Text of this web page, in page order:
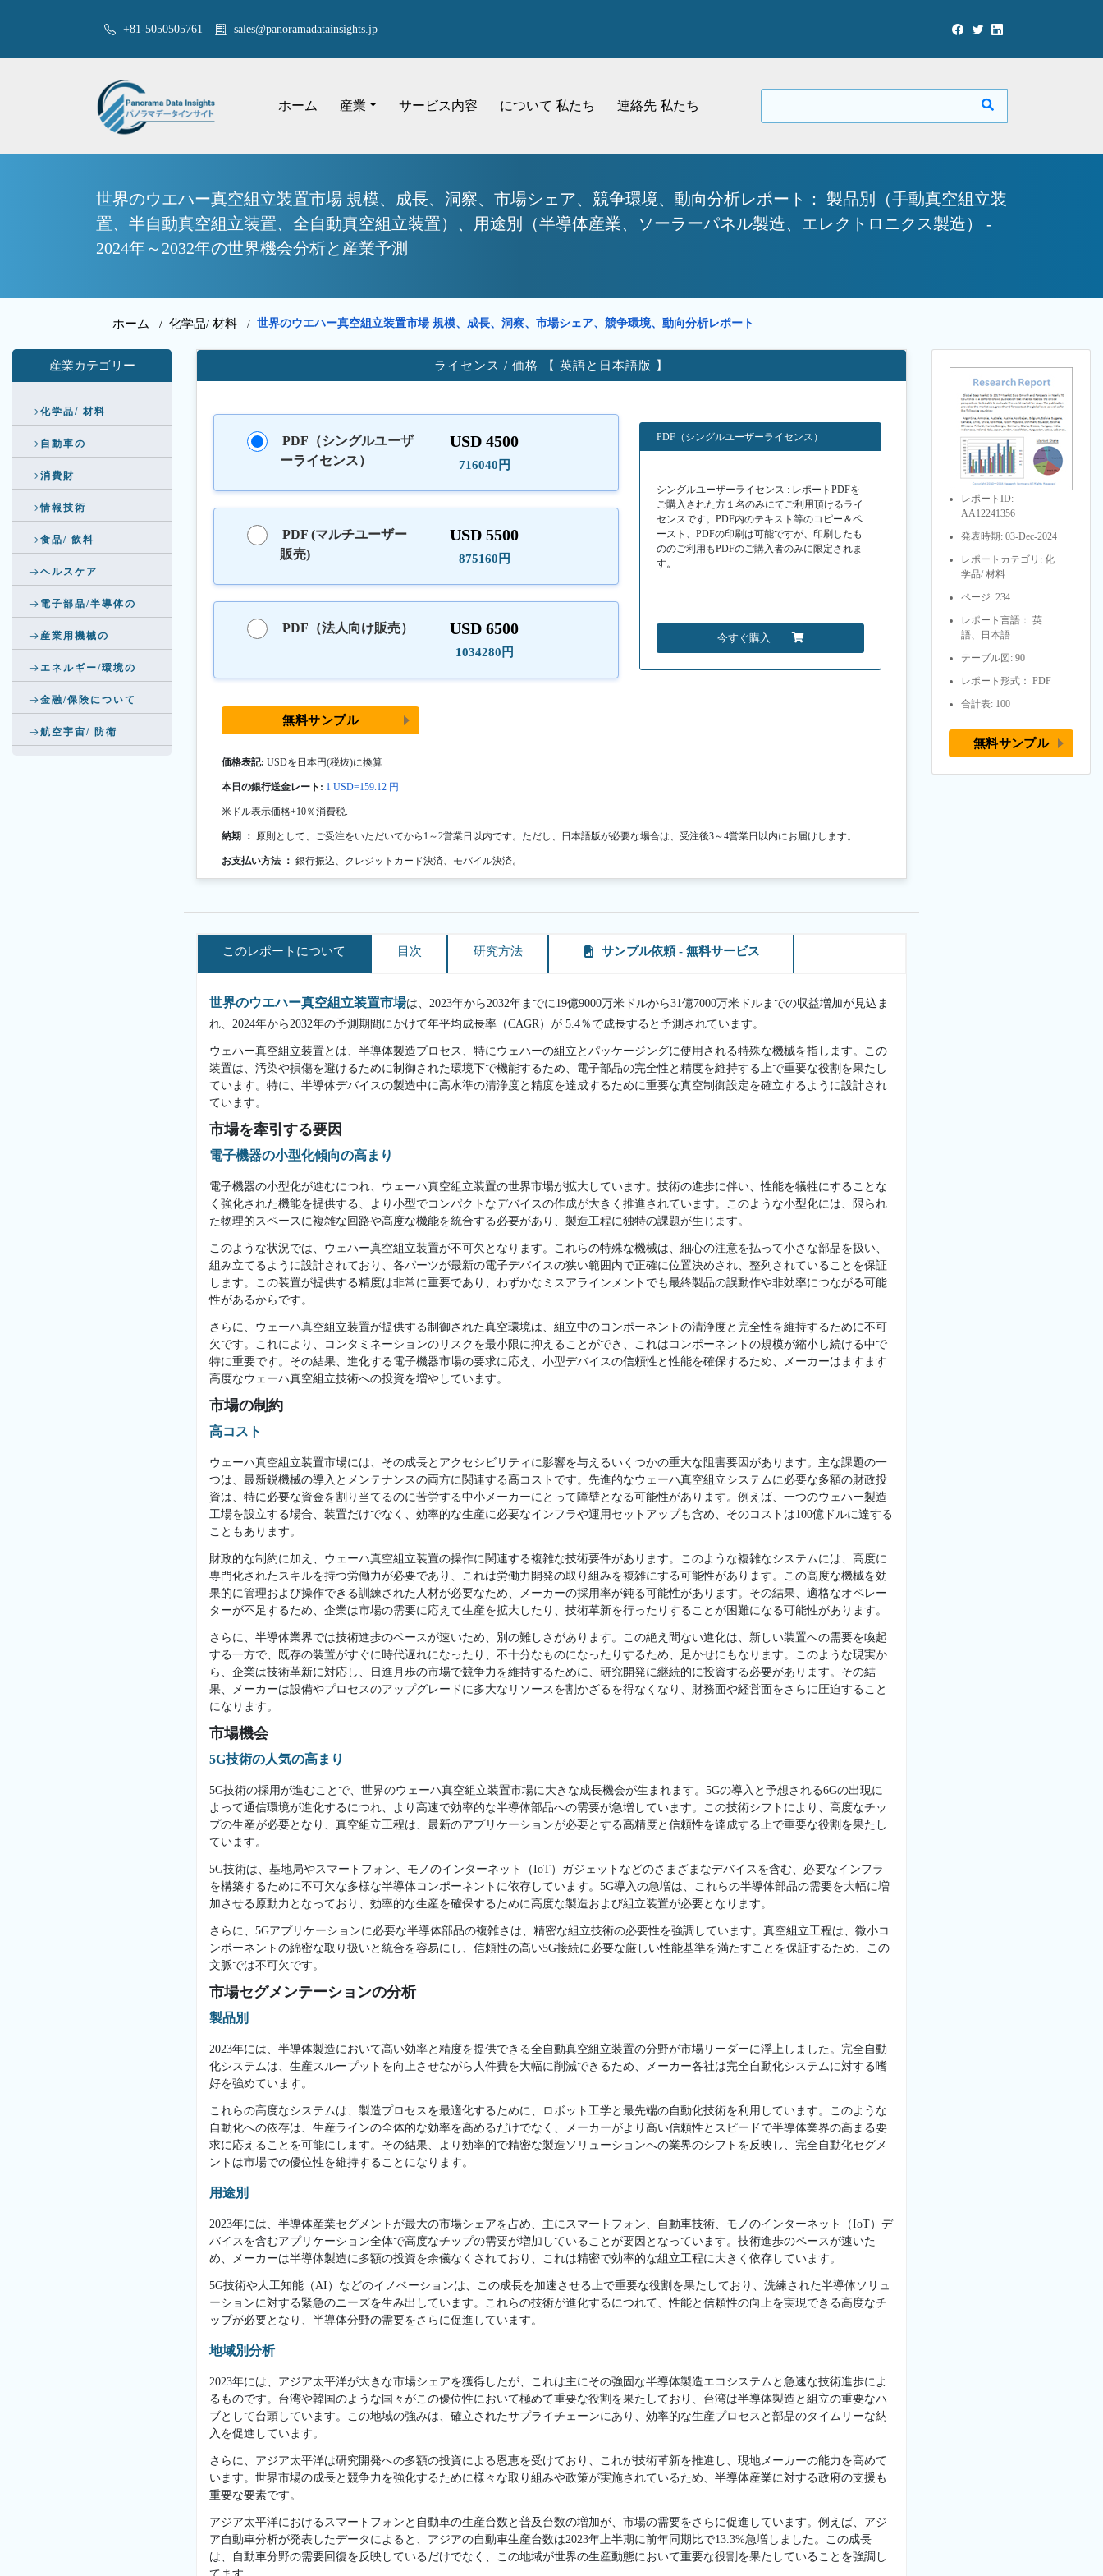
+81-5050505761 sales@panoramadatainsights.jp
ホーム 産業 サービス内容 について 私たち 連絡先 私たち
世界のウエハー真空組立装置市場 規模、成長、洞察、市場シェア、競争環境、動向分析レポート： 製品別（手動真空組立装
置、半自動真空組立装置、全自動真空組立装置）、用途別（半導体産業、ソーラーパネル製造、エレクトロニクス製造） -
2024年～2032年の世界機会分析と産業予測
ホーム / 化学品/ 材料 / 世界のウエハー真空組立装置市場 規模、成長、洞察、市場シェア、競争環境、動向分析レポート
産業カテゴリー
化学品/ 材料
自動車の
消費財
情報技術
食品/ 飲料
ヘルスケア
電子部品/半導体の
産業用機械の
エネルギー/環境の
金融/保険について
航空宇宙/ 防衛
ライセンス / 価格 【 英語と日本語版 】
PDF（シングルユーザ
ーライセンス）
USD 4500
716040円
PDF (マルチユーザー
販売)
USD 5500
875160円
PDF（法人向け販売） USD 6500
1034280円
PDF（シングルユーザーライセンス）
シングルユーザーライセンス : レポートPDFを
ご購入された方１名のみにてご利用頂けるライ
センスです。PDF内のテキスト等のコピー＆ペ
ースト、PDFの印刷は可能ですが、印刷したも
ののご利用もPDFのご購入者のみに限定されま
す。
今すぐ購入
無料サンプル
価格表記: USDを日本円(税抜)に換算
本日の銀行送金レート: 1 USD=159.12 円
米ドル表示価格+10％消費税.
納期 ： 原則として、ご受注をいただいてから1～2営業日以内です。ただし、日本語版が必要な場合は、受注後3～4営業日以内にお届けします。
お支払い方法 ： 銀行振込、クレジットカード決済、モバイル決済。
このレポートについて 目次 研究方法 サンプル依頼 - 無料サービス
世界のウエハー真空組立装置市場は、2023年から2032年までに19億9000万米ドルから31億7000万米ドルまでの収益増加が見込ま
れ、2024年から2032年の予測期間にかけて年平均成長率（CAGR）が 5.4％で成長すると予測されています。
ウェハー真空組立装置とは、半導体製造プロセス、特にウェハーの組立とパッケージングに使用される特殊な機械を指します。この
装置は、汚染や損傷を避けるために制御された環境下で機能するため、電子部品の完全性と精度を維持する上で重要な役割を果たし
ています。特に、半導体デバイスの製造中に高水準の清浄度と精度を達成するために重要な真空制御設定を確立するように設計され
ています。
市場を牽引する要因
電子機器の小型化傾向の高まり
電子機器の小型化が進むにつれ、ウェーハ真空組立装置の世界市場が拡大しています。技術の進歩に伴い、性能を犠牲にすることな
く強化された機能を提供する、より小型でコンパクトなデバイスの作成が大きく推進されています。このような小型化には、限られ
た物理的スペースに複雑な回路や高度な機能を統合する必要があり、製造工程に独特の課題が生じます。
このような状況では、ウェハー真空組立装置が不可欠となります。これらの特殊な機械は、細心の注意を払って小さな部品を扱い、
組み立てるように設計されており、各パーツが最新の電子デバイスの狭い範囲内で正確に位置決めされ、整列されていることを保証
します。この装置が提供する精度は非常に重要であり、わずかなミスアラインメントでも最終製品の誤動作や非効率につながる可能
性があるからです。
さらに、ウェーハ真空組立装置が提供する制御された真空環境は、組立中のコンポーネントの清浄度と完全性を維持するために不可
欠です。これにより、コンタミネーションのリスクを最小限に抑えることができ、これはコンポーネントの規模が縮小し続ける中で
特に重要です。その結果、進化する電子機器市場の要求に応え、小型デバイスの信頼性と性能を確保するため、メーカーはますます
高度なウェーハ真空組立技術への投資を増やしています。
市場の制約
高コスト
ウェーハ真空組立装置市場には、その成長とアクセシビリティに影響を与えるいくつかの重大な阻害要因があります。主な課題の一
つは、最新鋭機械の導入とメンテナンスの両方に関連する高コストです。先進的なウェーハ真空組立システムに必要な多額の財政投
資は、特に必要な資金を割り当てるのに苦労する中小メーカーにとって障壁となる可能性があります。例えば、一つのウェハー製造
工場を設立する場合、装置だけでなく、効率的な生産に必要なインフラや運用セットアップも含め、そのコストは100億ドルに達する
こともあります。
財政的な制約に加え、ウェーハ真空組立装置の操作に関連する複雑な技術要件があります。このような複雑なシステムには、高度に
専門化されたスキルを持つ労働力が必要であり、これは労働力開発の取り組みを複雑にする可能性があります。この高度な機械を効
果的に管理および操作できる訓練された人材が必要なため、メーカーの採用率が鈍る可能性があります。その結果、適格なオペレー
ターが不足するため、企業は市場の需要に応えて生産を拡大したり、技術革新を行ったりすることが困難になる可能性があります。
さらに、半導体業界では技術進歩のペースが速いため、別の難しさがあります。この絶え間ない進化は、新しい装置への需要を喚起
する一方で、既存の装置がすぐに時代遅れになったり、不十分なものになったりするため、足かせにもなります。このような現実か
ら、企業は技術革新に対応し、日進月歩の市場で競争力を維持するために、研究開発に継続的に投資する必要があります。その結
果、メーカーは設備やプロセスのアップグレードに多大なリソースを割かざるを得なくなり、財務面や経営面をさらに圧迫すること
になります。
市場機会
5G技術の人気の高まり
5G技術の採用が進むことで、世界のウェーハ真空組立装置市場に大きな成長機会が生まれます。5Gの導入と予想される6Gの出現に
よって通信環境が進化するにつれ、より高速で効率的な半導体部品への需要が急増しています。この技術シフトにより、高度なチッ
プの生産が必要となり、真空組立工程は、最新のアプリケーションが必要とする高精度と信頼性を達成する上で重要な役割を果たし
ています。
5G技術は、基地局やスマートフォン、モノのインターネット（IoT）ガジェットなどのさまざまなデバイスを含む、必要なインフラ
を構築するために不可欠な多様な半導体コンポーネントに依存しています。5G導入の急増は、これらの半導体部品の需要を大幅に増
加させる原動力となっており、効率的な生産を確保するために高度な製造および組立装置が必要となります。
さらに、5Gアプリケーションに必要な半導体部品の複雑さは、精密な組立技術の必要性を強調しています。真空組立工程は、微小コ
ンポーネントの綿密な取り扱いと統合を容易にし、信頼性の高い5G接続に必要な厳しい性能基準を満たすことを保証するため、この
文脈では不可欠です。
市場セグメンテーションの分析
製品別
2023年には、半導体製造において高い効率と精度を提供できる全自動真空組立装置の分野が市場リーダーに浮上しました。完全自動
化システムは、生産スループットを向上させながら人件費を大幅に削減できるため、メーカー各社は完全自動化システムに対する嗜
好を強めています。
これらの高度なシステムは、製造プロセスを最適化するために、ロボット工学と最先端の自動化技術を利用しています。このような
自動化への依存は、生産ラインの全体的な効率を高めるだけでなく、メーカーがより高い信頼性とスピードで半導体業界の高まる要
求に応えることを可能にします。その結果、より効率的で精密な製造ソリューションへの業界のシフトを反映し、完全自動化セグメ
ントは市場での優位性を維持することになります。
用途別
2023年には、半導体産業セグメントが最大の市場シェアを占め、主にスマートフォン、自動車技術、モノのインターネット（IoT）デ
バイスを含むアプリケーション全体で高度なチップの需要が増加していることが要因となっています。技術進歩のペースが速いた
め、メーカーは半導体製造に多額の投資を余儀なくされており、これは精密で効率的な組立工程に大きく依存しています。
5G技術や人工知能（AI）などのイノベーションは、この成長を加速させる上で重要な役割を果たしており、洗練された半導体ソリュ
ーションに対する緊急のニーズを生み出しています。これらの技術が進化するにつれて、性能と信頼性の向上を実現できる高度なチ
ップが必要となり、半導体分野の需要をさらに促進しています。
地域別分析
2023年には、アジア太平洋が大きな市場シェアを獲得したが、これは主にその強固な半導体製造エコシステムと急速な技術進歩によ
るものです。台湾や韓国のような国々がこの優位性において極めて重要な役割を果たしており、台湾は半導体製造と組立の重要なハ
ブとして台頭しています。この地域の強みは、確立されたサプライチェーンにあり、効率的な生産プロセスと部品のタイムリーな納
入を促進しています。
さらに、アジア太平洋は研究開発への多額の投資による恩恵を受けており、これが技術革新を推進し、現地メーカーの能力を高めて
います。世界市場の成長と競争力を強化するために様々な取り組みや政策が実施されているため、半導体産業に対する政府の支援も
重要な要素です。
アジア太平洋におけるスマートフォンと自動車の生産台数と普及台数の増加が、市場の需要をさらに促進しています。例えば、アジ
ア自動車分析が発表したデータによると、アジアの自動車生産台数は2023年上半期に前年同期比で13.3%急増しました。この成長
は、自動車分野の需要回復を反映しているだけでなく、この地域が世界の生産動態において重要な役割を果たしていることを強調し
レポートID:
AA12241356
発表時期: 03-Dec-2024
レポートカテゴリ: 化
学品/ 材料
ページ: 234
レポート言語： 英
語、日本語
テーブル図: 90
レポート形式： PDF
合計表: 100
無料サンプル